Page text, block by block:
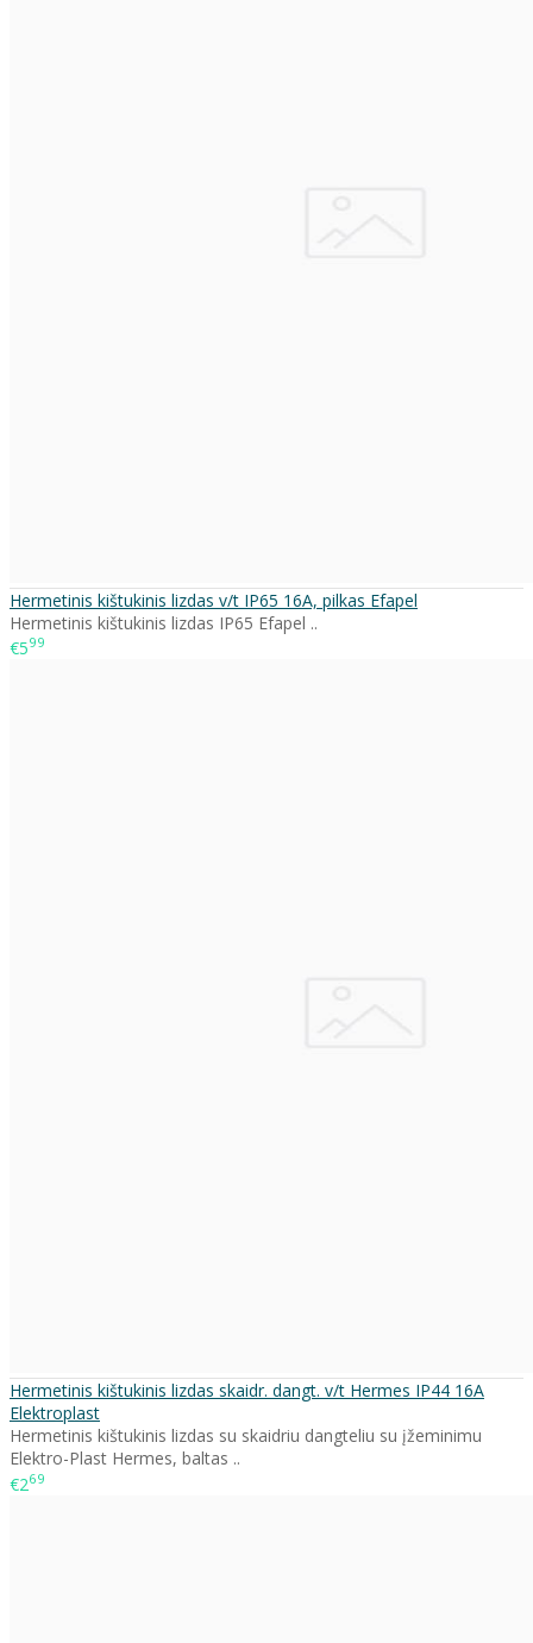
Hermetinis kištukinis lizdas v/t IP65 16A, pilkas Efapel
Hermetinis kištukinis lizdas IP65 Efapel ..
€599
Hermetinis kištukinis lizdas skaidr. dangt. v/t Hermes IP44 16A
Elektroplast
Hermetinis kištukinis lizdas su skaidriu dangteliu su įžeminimu
Elektro-Plast Hermes, baltas ..
€269